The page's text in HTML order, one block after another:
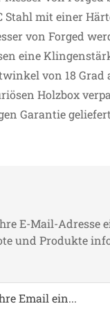
Stahl mit einer
von Forged
eine
von 18 Grad
Holzbox
Garantie
E-Mail-Adresse
und Produkte